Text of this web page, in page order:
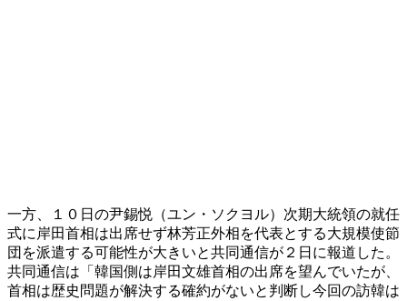
一方、１０日の尹錫悦（ユン・ソクヨル）次期大統領の就任
式に岸田首相は出席せず林芳正外相を代表とする大規模使節
団を派遣する可能性が大きいと共同通信が２日に報道した。
共同通信は「韓国側は岸田文雄首相の出席を望んでいたが、
首相は歴史問題が解決する確約がないと判断し今回の訪韓は